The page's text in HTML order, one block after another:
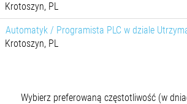
Krotoszyn, PL
Automatyk / Programista PLC w dziale
Krotoszyn, PL
Wybierz preferowaną częstotliwość (w